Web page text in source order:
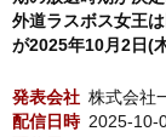
外道ラスボス女王
が2025年10月2日(
発表会社 株式会社
配信日時 2025-10-